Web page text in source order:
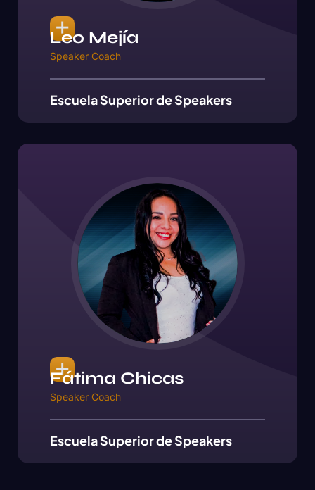
Leo Mejía
Speaker Coach
Escuela Superior de Speakers
Fátima Chicas
Speaker Coach
Escuela Superior de Speakers